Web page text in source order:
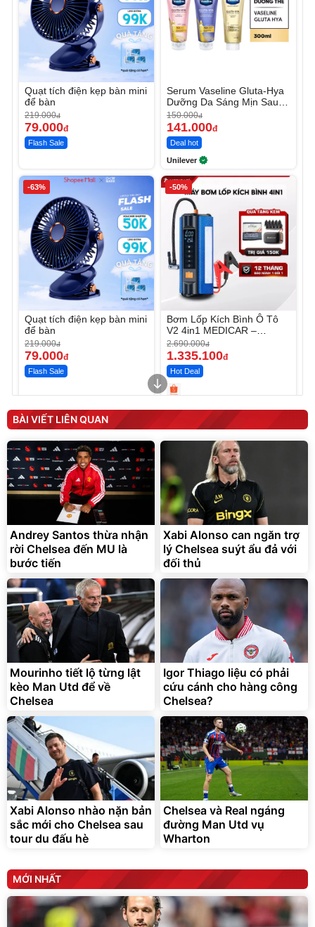
Quạt tích điện kẹp bàn mini
để bàn
219.000đ
79.000đ
Flash Sale
Serum Vaseline Gluta-Hya
Dưỡng Da Sáng Mịn Sau 7
Ngày
150.000đ
141.000đ
Deal hot
Unilever
-63%
Quạt tích điện kẹp bàn mini
để bàn
219.000đ
79.000đ
Flash Sale
-50%
Bơm Lốp Kích Bình Ô Tô
V2 4in1 MEDICAR –
12.000mAh
2.690.000đ
1.335.100đ
Hot Deal
Máy ép chậm trái cây
Elmich JEE 1855OL
3.000.000đ
2.143.650đ
Flash Sale
Máy rửa xe cầm tay xịt rửa
cao áp có tạo bọt tuyết
399.000đ
Đã bán nhiều
Bạt phủ xe ô tô cao cấp,
tráng nhôm 03 lớp
392.000
325.000đ
Đã bán nhiều
Xe đạp điện trợ lực G-
Force C14 gấp gọn bỏ cốp
tiện lợi
9.900.000 đ
7.092.000đ
Đang xem nhiều
G-FORCE VIETNA
BÀI VIẾT LIÊN QUAN
Andrey Santos thừa nhận
rời Chelsea đến MU là
bước tiến
Xabi Alonso can ngăn trợ
lý Chelsea suýt ẩu đả với
đối thủ
Mourinho tiết lộ từng lật
kèo Man Utd để về
Chelsea
Igor Thiago liệu có phải
cứu cánh cho hàng công
Chelsea?
Xabi Alonso nhào nặn bản
sắc mới cho Chelsea sau
tour du đấu hè
Chelsea và Real ngáng
đường Man Utd vụ
Wharton
MỚI NHẤT